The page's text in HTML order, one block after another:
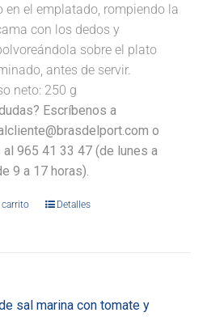
en el emplatado, rompiendo la
con los dedos y
sobre el plato
antes de servir.
neto: 250 g
Escríbenos a
o
al 965 41 33 47 (de lunes a
9 a 17 horas).
carrito Detalles
sal marina con tomate y